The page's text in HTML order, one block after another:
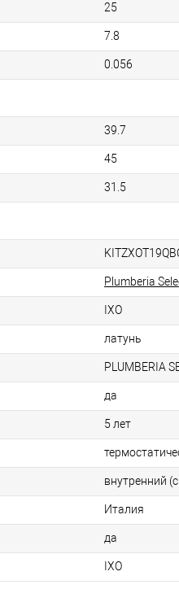
25
7.8
0.056
39.7
45
31.5
Plumberia
IXO
латунь
PLUMBERIA
да
5 лет
внутренний
Италия
да
IXO